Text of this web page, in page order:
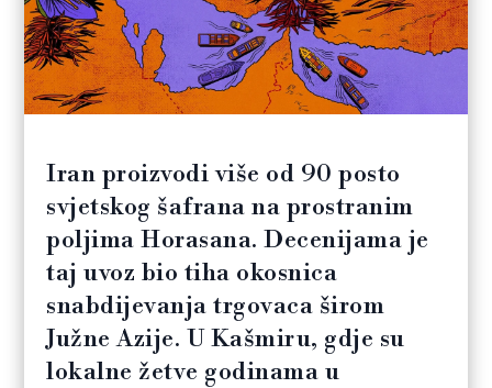
Iran proizvodi više od 90 posto
svjetskog šafrana na prostranim
poljima Horasana. Decenijama je
taj uvoz bio tiha okosnica
snabdijevanja trgovaca širom
Južne Azije. U Kašmiru, gdje su
lokalne žetve godinama u